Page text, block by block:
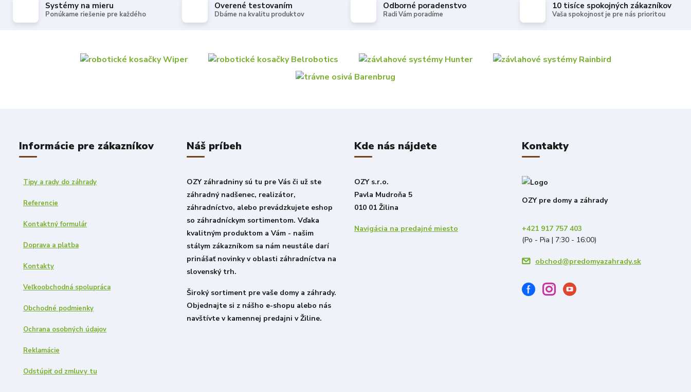
Systémy na mieru
Ponúkame riešenie pre každého
Overené testovaním
Dbáme na kvalitu produktov
Odborné poradenstvo
Radi Vám poradíme
10 tisíce spokojných zákazníkov
Vaša spokojnosť je pre nás prioritou
Informácie pre zákazníkov
Tipy a rady do záhrady
Referencie
Kontaktný formulár
Doprava a platba
Kontakty
Veľkoobchodná spolupráca
Obchodné podmienky
Ochrana osobných údajov
Reklamácie
Odstúpiť od zmluvy tu
Náš príbeh
OZY záhradniny sú tu pre Vás či už ste
záhradný nadšenec, realizátor,
záhradníctvo, alebo prevádzkujete eshop
so záhradníckym sortimentom. Vďaka
kvalitným produktom a Vám - našim
stálym zákazníkom sa nám neustále darí
prinášať novinky v oblasti záhradníctva na
slovenský trh.
Široký sortiment pre vaše domy a záhrady.
Objednajte si z nášho e-shopu alebo nás
navštívte v kamennej predajni v Žiline.
Kde nás nájdete
OZY s.r.o.
Pavla Mudroňa 5
010 01 Žilina
Navigácia na predajné miesto
Kontakty
OZY pre domy a záhrady
+421 917 757 403
(Po - Pia | 7:30 - 16:00)
obchod@predomyazahrady.sk